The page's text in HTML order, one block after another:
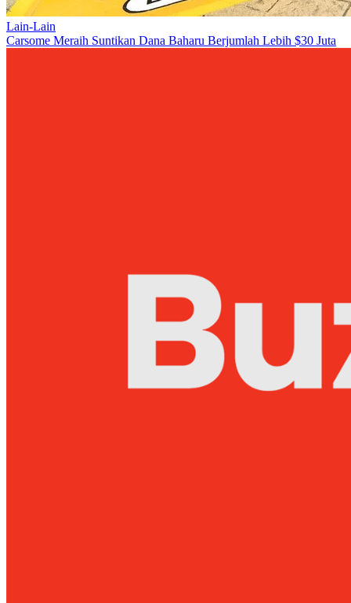
Lain-Lain
Carsome Meraih Suntikan Dana Baharu Berjumlah Lebih $30 Juta